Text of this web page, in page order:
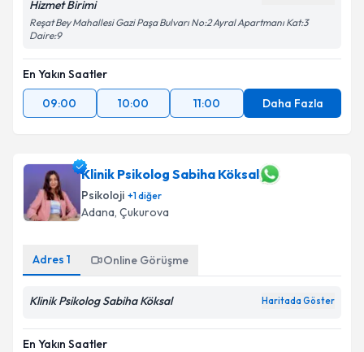
Hizmet Birimi
Reşat Bey Mahallesi Gazi Paşa Bulvarı No:2 Ayral Apartmanı Kat:3
Daire:9
En Yakın Saatler
09:00
10:00 11:00 Daha Fazla
Klinik Psikolog Sabiha Köksal
Psikoloji +1diğer
Adana, Çukurova
Adres 1 Online Görüşme
Klinik Psikolog Sabiha Köksal Haritada Göster
En Yakın Saatler